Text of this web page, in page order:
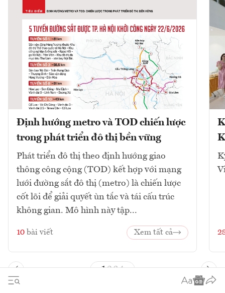
Định hướng metro và TOD chiến lược
trong phát triển đô thị bền vững
Phát triển đô thị theo định hướng giao
thông công cộng (TOD) kết hợp với mạng
lưới đường sắt đô thị (metro) là chiến lược
cốt lõi để giải quyết ùn tắc và tái cấu trúc
không gian. Mô hình này tập...
10 bài viết Xem tất cả
1234